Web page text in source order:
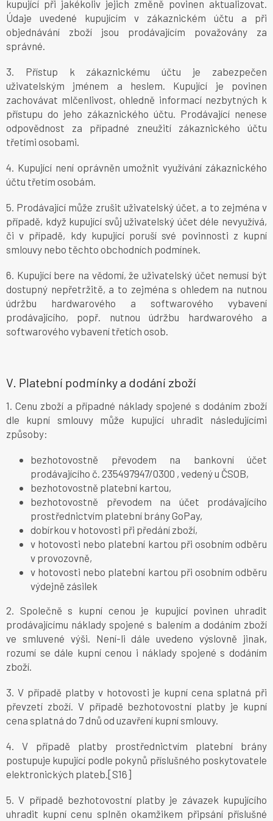
kupující při jakékoliv jejich změně povinen aktualizovat.
Údaje uvedené kupujícím v zákaznickém účtu a při
objednávání zboží jsou prodávajícím považovány za
správné.
3. Přístup k zákaznickému účtu je zabezpečen
uživatelským jménem a heslem. Kupující je povinen
zachovávat mlčenlivost, ohledně informací nezbytných k
přístupu do jeho zákaznického účtu. Prodávající nenese
odpovědnost za případné zneužití zákaznického účtu
třetími osobami.
4. Kupující není oprávněn umožnit využívání zákaznického
účtu třetím osobám.
5. Prodávající může zrušit uživatelský účet, a to zejména v
případě, když kupující svůj uživatelský účet déle nevyužívá,
či v případě, kdy kupující poruší své povinnosti z kupní
smlouvy nebo těchto obchodních podmínek.
6. Kupující bere na vědomí, že uživatelský účet nemusí být
dostupný nepřetržitě, a to zejména s ohledem na nutnou
údržbu hardwarového a softwarového vybavení
prodávajícího, popř. nutnou údržbu hardwarového a
softwarového vybavení třetích osob.
V. Platební podmínky a dodání zboží
1. Cenu zboží a případné náklady spojené s dodáním zboží
dle kupní smlouvy může kupující uhradit následujícími
způsoby:
bezhotovostně převodem na bankovní účet
prodávajícího č. 235497947/0300 , vedený u ČSOB,
bezhotovostně platební kartou,
bezhotovostně převodem na účet prodávajícího
prostřednictvím platební brány GoPay,
dobírkou v hotovosti při předání zboží,
v hotovosti nebo platební kartou při osobním odběru
v provozovně,
v hotovosti nebo platební kartou při osobním odběru
výdejně zásilek
2. Společně s kupní cenou je kupující povinen uhradit
prodávajícímu náklady spojené s balením a dodáním zboží
ve smluvené výši. Není-li dále uvedeno výslovně jinak,
rozumí se dále kupní cenou i náklady spojené s dodáním
zboží.
3. V případě platby v hotovosti je kupní cena splatná při
převzetí zboží. V případě bezhotovostní platby je kupní
cena splatná do 7 dnů od uzavření kupní smlouvy.
4. V případě platby prostřednictvím platební brány
postupuje kupující podle pokynů příslušného poskytovatele
elektronických plateb.[S16]
5. V případě bezhotovostní platby je závazek kupujícího
uhradit kupní cenu splněn okamžikem připsání příslušné